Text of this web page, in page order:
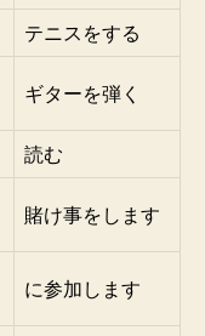
テニスをする
ギターを弾く
読む
賭け事をします
に参加します